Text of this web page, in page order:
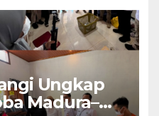
Ungkap
Madura–